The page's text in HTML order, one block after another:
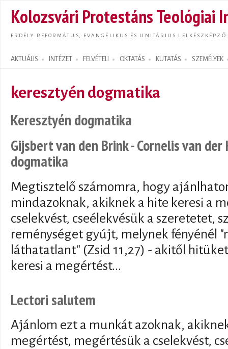
Kolozsvári Protestáns Teológiai
ERDÉLY REFORMÁTUS, EVANGÉLIKUS ÉS UNITÁRIUS LELKÉSZKÉPZŐ
AKTUÁLIS INTÉZET FELVÉTELI OKTATÁS KUTATÁS SZEMÉLYEK
Search form
keresztyén dogmatika
Keresztyén dogmatika
Gijsbert van den Brink - Cornelis van
dogmatika
Megtisztelő számomra, hogy
mindazoknak, akiknek a hite keresi a
cselekvést, cseélekvésük a szeretetet,
reménységet gyújt, melynek fényénél
láthatatlant" (Zsid 11,27) - akitől
keresi a megértést...
Lectori salutem
Ajánlom ezt a munkát azoknak,
megértést, megértésük a cselekvést,